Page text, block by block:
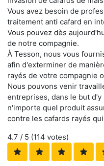
Vous avez besoin de
traitement anti cafard en
Vous pouvez dès
de notre compagnie.
À Tesson, nous vous
afin d'exterminer de
rayés de votre compagnie
Nous pouvons venir
entreprises, dans le but
n'importe quel produit
contre les cafards rayés
4.7 / 5 (114 votes)